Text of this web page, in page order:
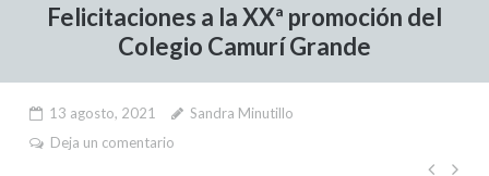
Felicitaciones a la XXª promoción del
Colegio Camurí Grande
13 agosto, 2021
Sandra Minutillo
Deja un comentario